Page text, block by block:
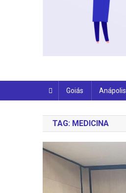
Goiás Anápolis
TAG: MEDICINA